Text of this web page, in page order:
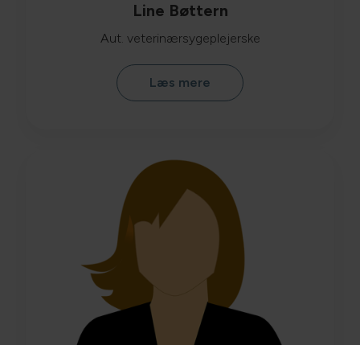
Line Bøttern
Aut. veterinærsygeplejerske
Læs mere